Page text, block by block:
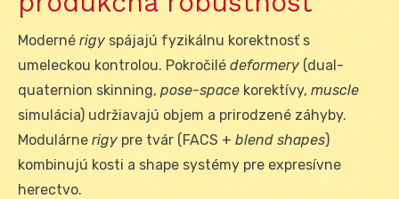
Moderné rigy spájajú fyzikálnu korektnosť s
umeleckou kontrolou. Pokročilé deformery (dual-
quaternion skinning, pose-space korektívy, muscle
simulácia) udržiavajú objem a prirodzené záhyby.
Modulárne rigy pre tvár (FACS + blend shapes)
kombinujú kosti a shape systémy pre expresívne
herectvo.